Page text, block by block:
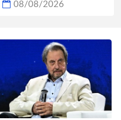
08/08/2026